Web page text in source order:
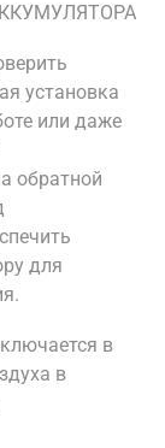
установка
или даже
обратной
для
в
в